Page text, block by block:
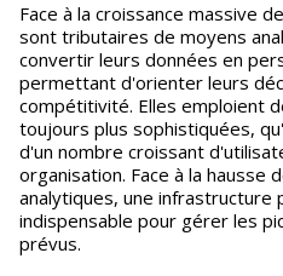
Face à la croissance massive
sont tributaires de moyens
convertir leurs données en
permettant d'orienter leurs
compétitivité. Elles emploient
toujours plus sophistiquées,
d'un nombre croissant
organisation. Face à la hausse
analytiques, une
indispensable pour gérer les
prévus.